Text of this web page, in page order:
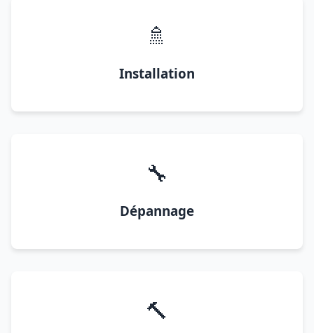
🚿
Installation
🔧
Dépannage
🔨